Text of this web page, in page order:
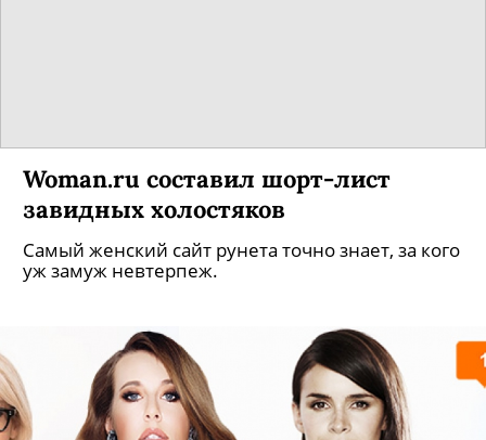
Woman.ru составил шорт-лист
завидных холостяков
Самый женский сайт рунета точно знает, за кого
уж замуж невтерпеж.